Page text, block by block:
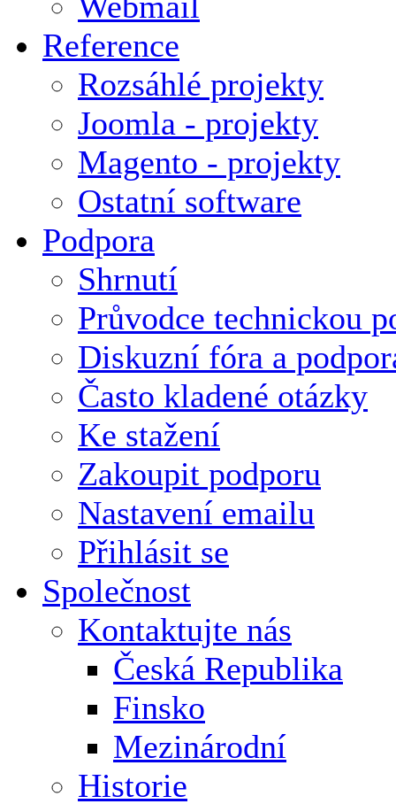
Reference
Rozsáhlé projekty
Joomla - projekty
Magento - projekty
Ostatní software
Podpora
Shrnutí
Průvodce technickou
Diskuzní fóra a
Často kladené otázky
Ke stažení
Zakoupit podporu
Nastavení emailu
Přihlásit se
Společnost
Kontaktujte nás
Česká Republika
Finsko
Mezinárodní
Historie